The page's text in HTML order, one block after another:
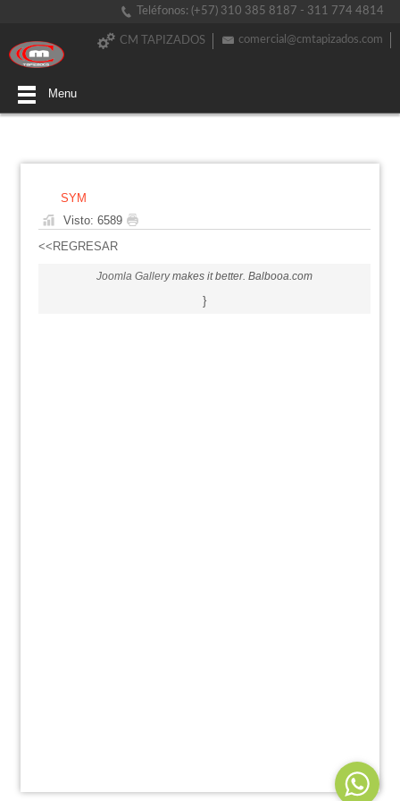
Teléfonos: (+57) 310 385 8187 - 311 774 4814
comercial@cmtapizados.com
CM TAPIZADOS
Menu
SYM
Visto: 6589
<<REGRESAR
Joomla Gallerymakes it better. Balbooa.com
}